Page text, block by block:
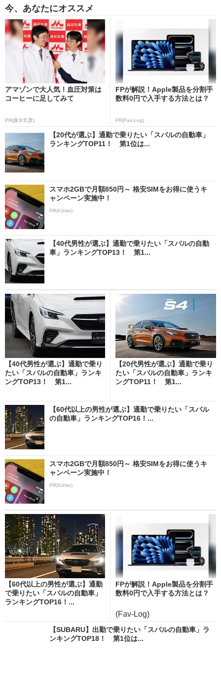
今、あなたにオススメ
アマゾンで大人気！血圧対策は
コーヒーに足してみて
PR(森永乳業)
FPが解説！Apple製品を分割手
数料0円で入手する方法とは？
PR(Fav-Log)
【20代が選ぶ】通勤で乗りたい「スバルの自動車」
ランキングTOP11！ 第1位は...
スマホ2GBで月額850円～ 格安SIMをお得に使うキ
ャンペーン実施中！
PR(IIJmio)
【40代男性が選ぶ】通勤で乗りたい「スバルの自動
車」ランキングTOP13！ 第1...
【40代男性が選ぶ】通勤で乗り
たい「スバルの自動車」ランキ
ングTOP13！ 第1...
【20代男性が選ぶ】通勤で乗り
たい「スバルの自動車」ランキ
ングTOP11！ 第1...
【60代以上の男性が選ぶ】通勤で乗りたい「スバル
の自動車」ランキングTOP16！...
スマホ2GBで月額850円～ 格安SIMをお得に使うキ
ャンペーン実施中！
PR(IIJmio)
【60代以上の男性が選ぶ】通勤
で乗りたい「スバルの自動車」
ランキングTOP16！...
FPが解説！Apple製品を分割手
数料0円で入手する方法とは？
(Fav-Log)
【SUBARU】出勤で乗りたい「スバルの自動車」ラ
ンキングTOP18！ 第1位は...